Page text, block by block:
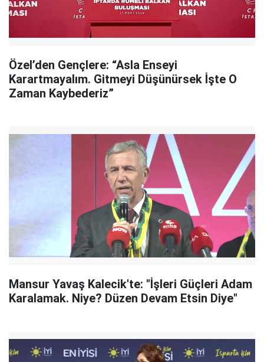
Özel’den Gençlere: “Asla Enseyi
Karartmayalım. Gitmeyi Düşünürsek İşte O
Zaman Kaybederiz”
Mansur Yavaş Kalecik'te: "İşleri Güçleri Adam
Karalamak. Niye? Düzen Devam Etsin Diye"